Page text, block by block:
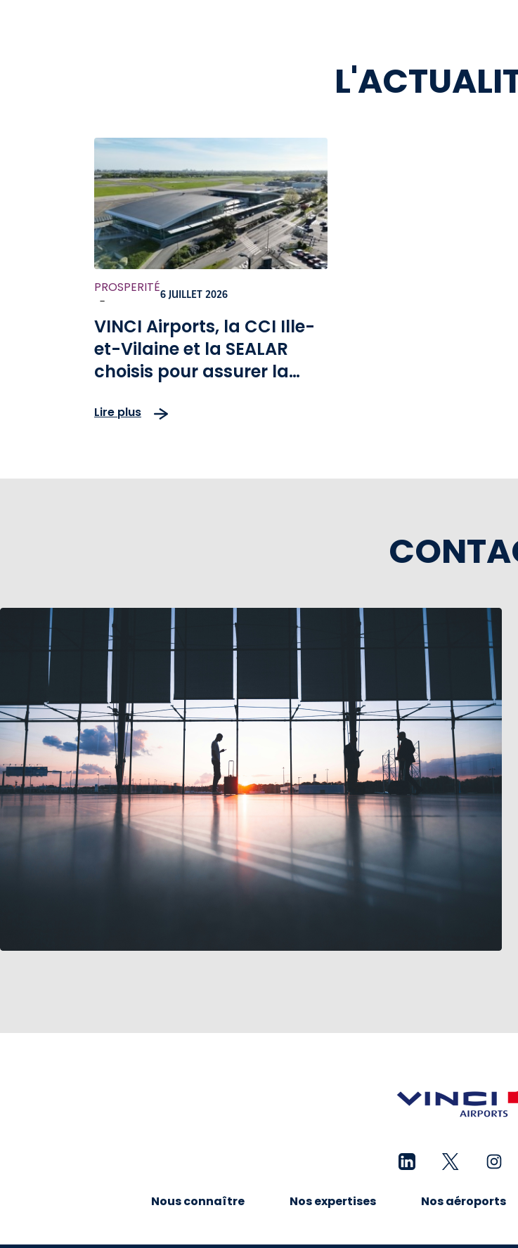
PROSPERITÉ
-
6 JUILLET 2026
VINCI Airports, la CCI Ille-
et-Vilaine et la SEALAR
choisis pour assurer la
développement des
Lire plus
Nous connaître Nos expertises Nos aéroports